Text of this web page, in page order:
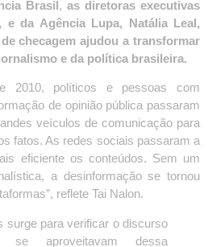
Brasil, as diretoras executivas
e da Agência Lupa, Natália Leal,
checagem ajudou a transformar
e da política brasileira.
2010, políticos e pessoas com
de opinião pública passaram
veículos de comunicação para
fatos. As redes sociais passaram a
eficiente os conteúdos. Sem um
a desinformação se tornou
reflete Tai Nalon.
surge para verificar o discurso
aproveitavam dessa